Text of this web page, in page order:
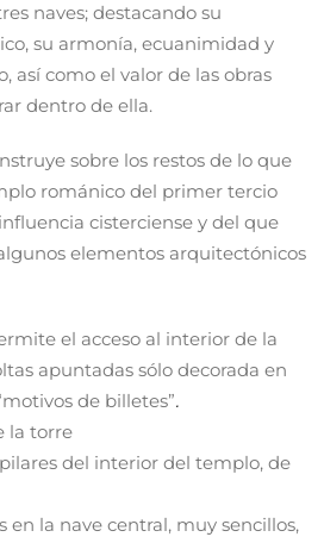
naves; destacando su
su armonía, ecuanimidad y
así como el valor de las obras
dentro de ella.
sobre los restos de lo que
románico del primer tercio
cisterciense y del que
elementos arquitectónicos
el acceso al interior de la
apuntadas sólo decorada en
de billetes”.
la torre
del interior del templo, de
en la nave central, muy sencillos,